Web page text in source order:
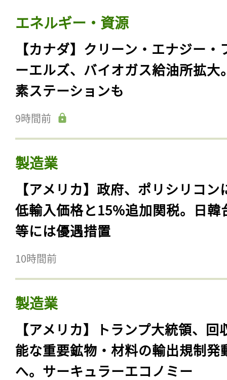
エネルギー・資源
【カナダ】クリーン・エナジー・
ーエルズ、バイオガス給油所拡大
素ステーションも
9時間前
製造業
【アメリカ】政府、ポリシリコン
低輸入価格と15%追加関税。日韓
等には優遇措置
10時間前
製造業
【アメリカ】トランプ大統領、回
能な重要鉱物・材料の輸出規制発
へ。サーキュラーエコノミー